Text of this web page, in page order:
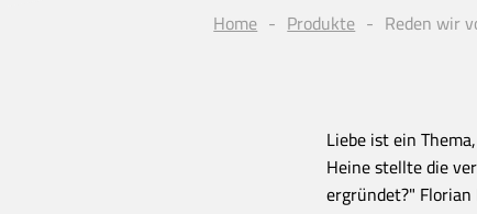
Home Produkte Reden wir
Liebe ist ein
Heine stellte die
ergründet?"